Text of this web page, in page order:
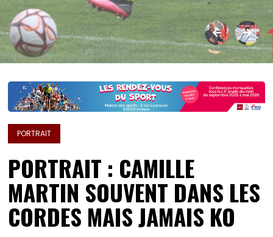
PORTRAIT
PORTRAIT : CAMILLE
MARTIN SOUVENT DANS LES
CORDES MAIS JAMAIS KO